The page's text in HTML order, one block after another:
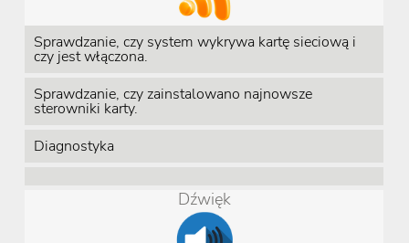
Sprawdzanie, czy system wykrywa kartę sieciową i
czy jest włączona.
Sprawdzanie, czy zainstalowano najnowsze
sterowniki karty.
Diagnostyka
Dźwięk